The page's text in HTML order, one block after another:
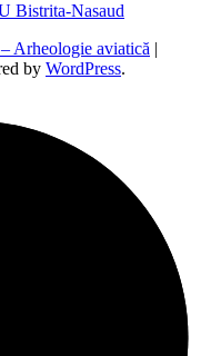
Bistrita-Nasaud
Arheologie aviatică |
by WordPress.